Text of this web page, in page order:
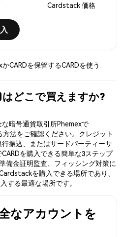
Cardstack 価格
かCARDを保管するCARDを使う
どこで買えますか?
暗号通貨取引所Phemexで
法をご確認ください。クレジット
振込、またはサードパーティーサ
を購入できる簡単な3ステップ
備金証明監査、フィッシング対策に
を購入できる場所であり、
する最適な場所です。
なアカウントを